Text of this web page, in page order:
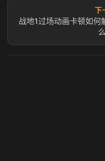
下
战地1过场动画卡顿如何